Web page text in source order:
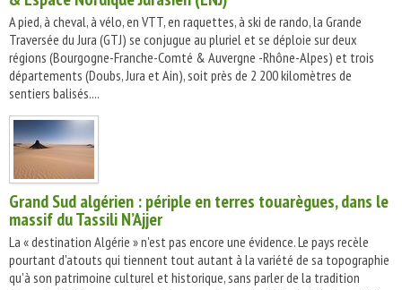
A pied, à cheval, à vélo, en VTT, en raquettes, à ski de rando, la Grande
Traversée du Jura (GTJ) se conjugue au pluriel et se déploie sur deux
régions (Bourgogne-Franche-Comté & Auvergne -Rhône-Alpes) et trois
départements (Doubs, Jura et Ain), soit près de 2 200 kilomètres de
sentiers balisés....
Grand Sud algérien : périple en terres touarègues, dans le
massif du Tassili N’Ajjer
La « destination Algérie » n'est pas encore une évidence. Le pays recèle
pourtant d'atouts qui tiennent tout autant à la variété de sa topographie
qu'à son patrimoine culturel et historique, sans parler de la tradition